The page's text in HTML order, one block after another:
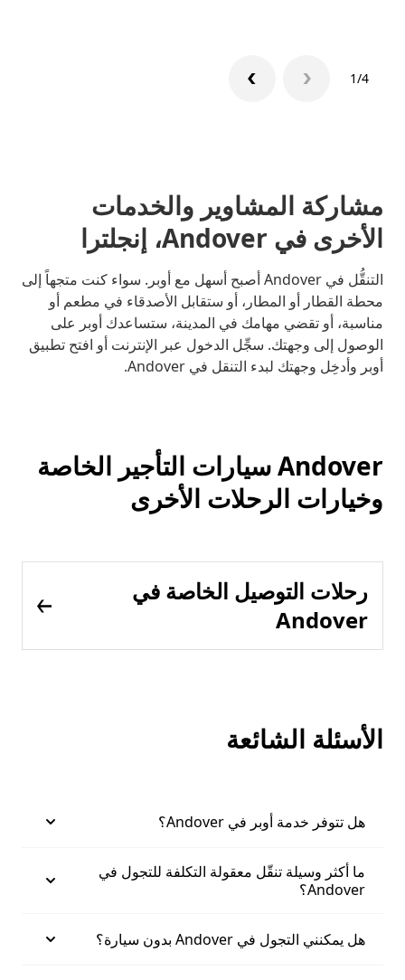
1/4
مشاركة المشاوير والخدمات
الأخرى في Andover، إنجلترا
التنقُّل في Andover أصبح أسهل مع أوبر. سواء كنت متجهاً إلى
محطة القطار أو المطار، أو ستقابل الأصدقاء في مطعم أو
مناسبة، أو تقضي مهامك في المدينة، ستساعدك أوبر على
الوصول إلى وجهتك. سجِّل الدخول عبر الإنترنت أو افتح تطبيق
أوبر وأدخِل وجهتك لبدء التنقل في Andover.
Andover سيارات التأجير الخاصة
وخيارات الرحلات الأخرى
رحلات التوصيل الخاصة في
Andover
الأسئلة الشائعة
هل تتوفر خدمة أوبر في Andover؟
ما أكثر وسيلة تنقّل معقولة التكلفة للتجول في
Andover؟
هل يمكنني التجول في Andover بدون سيارة؟